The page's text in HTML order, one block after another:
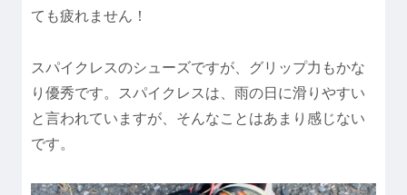
ても疲れません！
スパイクレスのシューズですが、グリップ力もかな
り優秀です。スパイクレスは、雨の日に滑りやすい
と言われていますが、そんなことはあまり感じない
です。